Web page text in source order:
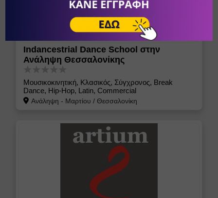
Indancestrial Dance School στην
Ανάληψη Θεσσαλονίκης
Μουσικοκινητική, Κλασικός, Σύγχρονος, Break
Dance, Hip-Hop, Latin, Commercial
Ανάληψη - Μαρτίου / Θεσσαλονίκη